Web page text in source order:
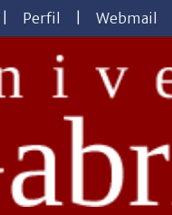
Perfil Webmail